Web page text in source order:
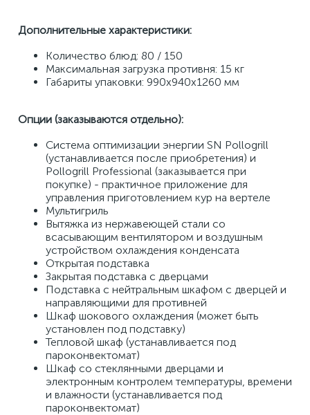
Дополнительные характеристики:
Количество блюд: 80 / 150
Максимальная загрузка противня: 15 кг
Габариты упаковки: 990х940х1260 мм
Опции (заказываются отдельно):
Система оптимизации энергии SN Pollogrill
(устанавливается после приобретения) и
Pollogrill Professional (заказывается при
покупке) - практичное приложение для
управления приготовлением кур на вертеле
Мультигриль
Вытяжка из нержавеющей стали со
всасывающим вентилятором и воздушным
устройством охлаждения конденсата
Открытая подставка
Закрытая подставка с дверцами
Подставка с нейтральным шкафом с дверцей и
направляющими для противней
Шкаф шокового охлаждения (может быть
установлен под подставку)
Тепловой шкаф (устанавливается под
пароконвектомат)
Шкаф со стеклянными дверцами и
электронным контролем температуры, времени
и влажности (устанавливается под
пароконвектомат)​